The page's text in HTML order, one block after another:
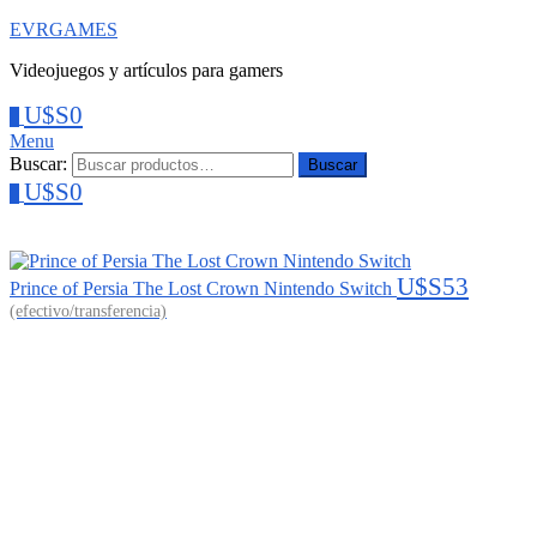
EVRGAMES
Videojuegos y artículos para gamers
U$S0
Menu
Buscar:
Buscar
U$S0
Prince of Persia The Lost Crown Nintendo Switch U$S53